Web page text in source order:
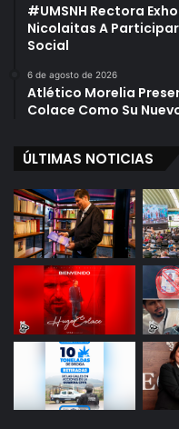
#UMSNH Rectora
Nicolaitas A Participar
Social
6 de agosto de 2026
Atlético Morelia
Colace Como Su
ÚLTIMAS NOTICIAS